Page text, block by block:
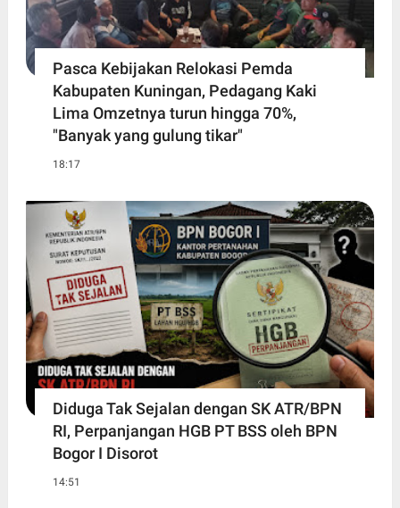
Pasca Kebijakan Relokasi Pemda
Kabupaten Kuningan, Pedagang Kaki
Lima Omzetnya turun hingga 70%,
"Banyak yang gulung tikar"
18:17
Diduga Tak Sejalan dengan SK ATR/BPN
RI, Perpanjangan HGB PT BSS oleh BPN
Bogor I Disorot
14:51